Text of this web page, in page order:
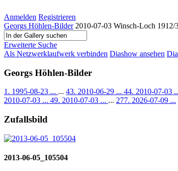
Anmelden Registrieren
Georgs Höhlen-Bilder 2010-07-03 Winsch-Loch
Erweiterte Suche
Als Netzwerklaufwerk verbinden Diashow ansehen
Georgs Höhlen-Bilder
1. 1995-08-23 ... ... 43. 2010-06-29 ... 44. 2010-07-03
2010-07-03 ... 49. 2010-07-03 ... ... 277. 2026-07-09 ...
Zufallsbild
2013-06-05_105504